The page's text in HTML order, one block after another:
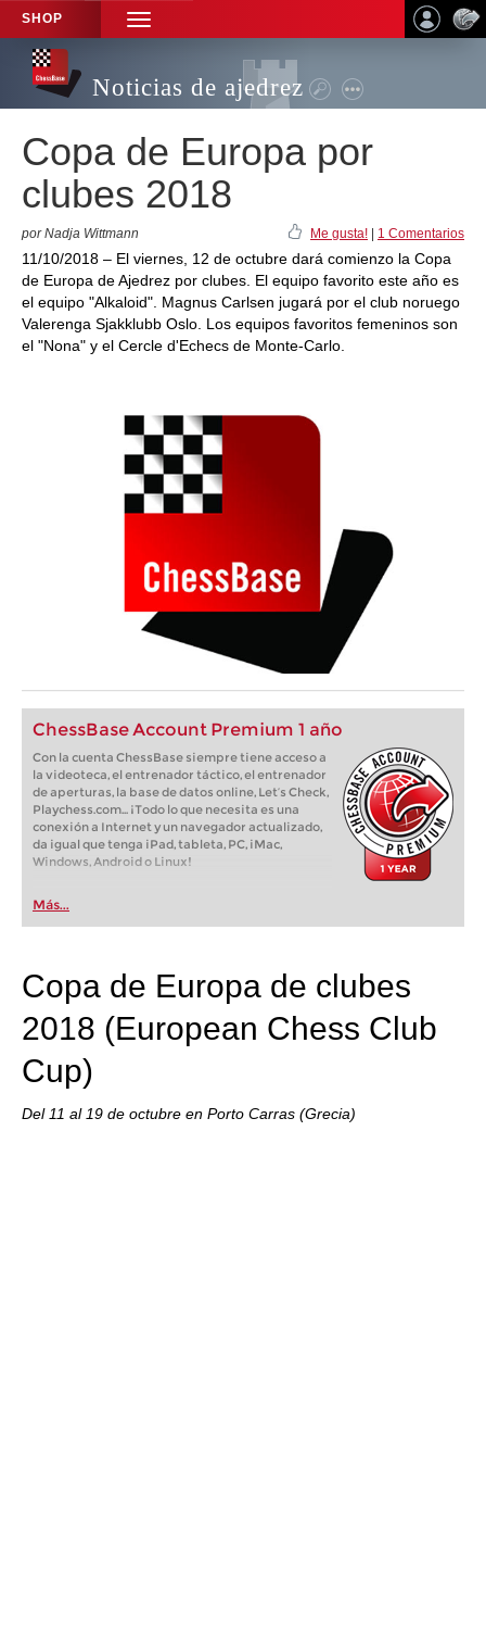
SHOP
TOGGLE
NAVIGATION
Noticias de ajedrez
Copa de Europa por
clubes 2018
por Nadja Wittmann Me gusta! 1 Comentarios
11/10/2018 – El viernes, 12 de octubre dará comienzo la Copa
de Europa de Ajedrez por clubes. El equipo favorito este año es
el equipo "Alkaloid". Magnus Carlsen jugará por el club noruego
Valerenga Sjakklubb Oslo. Los equipos favoritos femeninos son
el "Nona" y el Cercle d'Echecs de Monte-Carlo.
ChessBase Account Premium 1 año
Con la cuenta ChessBase siempre tiene acceso a
la videoteca, el entrenador táctico, el entrenador
de aperturas, la base de datos online, Let’s Check,
Playchess.com... ¡Todo lo que necesita es una
conexión a Internet y un navegador actualizado,
da igual que tenga iPad, tableta, PC, iMac,
Windows, Android o Linux!
Más...
Copa de Europa de clubes
2018 (European Chess Club
Cup)
Del 11 al 19 de octubre en Porto Carras (Grecia)